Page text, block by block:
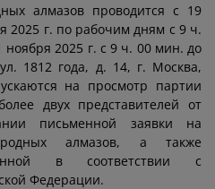
алмазов проводится с 19
2025 г. по рабочим дням с 9 ч.
2025 г. с 9 ч. 00 мин. до
1812 года, д. 14, г. Москва,
на просмотр партии
двух представителей от
письменной заявки на
алмазов, а также
в соответствии с
Федерации.